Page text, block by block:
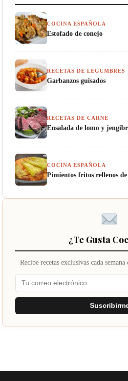
COCINA ESPAÑOLA
Estofado de conejo
RECETAS DE LEGUMBRES
Garbanzos guisados
RECETAS DE CARNE
Ensalada de lomo y
COCINA ESPAÑOLA
Pimientos fritos rellenos
¿Te Gusta
Recibe recetas exclusivas cada